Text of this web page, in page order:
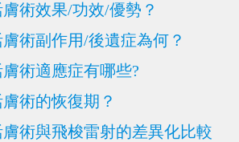
術效果/功效/優勢？
術副作用/後遺症為何？
術適應症有哪些?
術的恢復期？
術與飛梭雷射的差異化比較